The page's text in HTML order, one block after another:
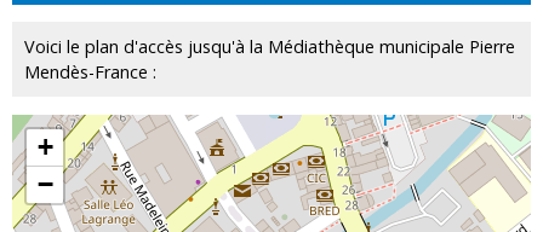
Voici le plan d'accès jusqu'à la Médiathèque municipale Pierre
Mendès-France :
+
−